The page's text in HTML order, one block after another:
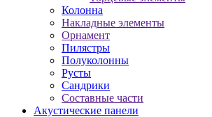
Колонна
Накладные элементы
Орнамент
Пилястры
Полуколонны
Русты
Сандрики
Составные части
Акустические панели